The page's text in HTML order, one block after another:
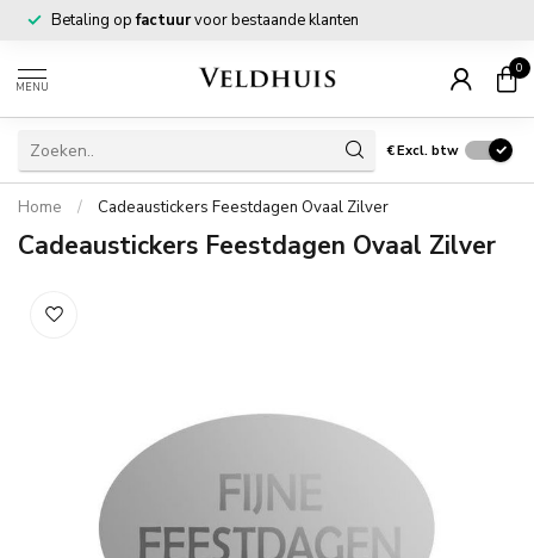
Betaling opfactuurvoor bestaande klanten
MENU
0
€Excl. btw
Home / Cadeaustickers Feestdagen Ovaal Zilver
Cadeaustickers Feestdagen Ovaal Zilver